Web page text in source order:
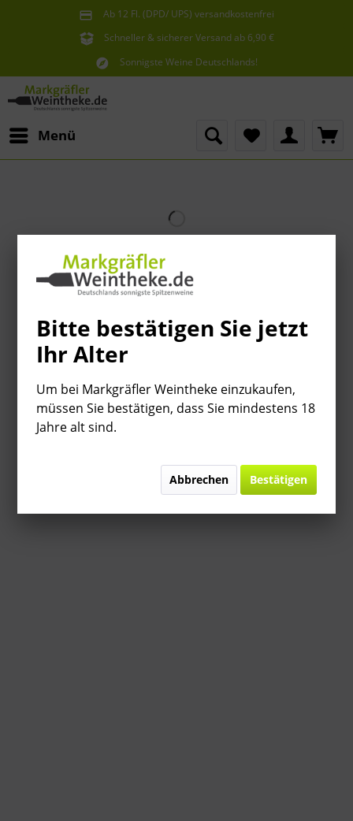
Ab 12 Fl. (DPD/ UPS) versandkostenfrei
innerhalb Deutschlands
Schneller & sicherer Versand ab 6,90 €
Sie erreichen uns unter der Tel: 07621 1685286
Sonnigste Weine Deutschlands!
Menü
Bitte bestätigen Sie jetzt
Ihr Alter
Um bei Markgräfler Weintheke einzukaufen,
müssen Sie bestätigen, dass Sie mindestens 18
Jahre alt sind.
Abbrechen Bestätigen